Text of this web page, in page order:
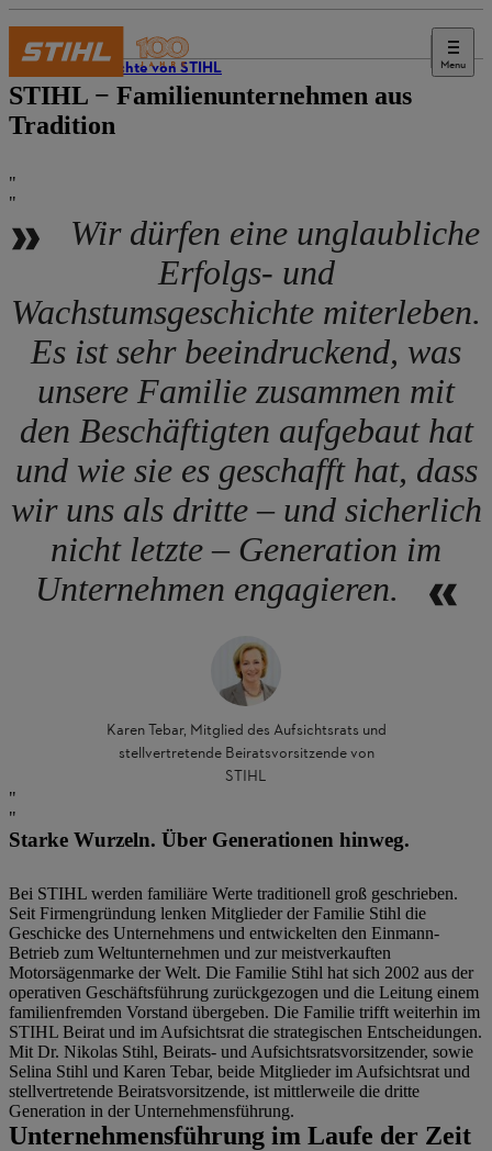
Menu
Geschichte von STIHL
STIHL − Familienunternehmen aus
Tradition
Wir dürfen eine unglaubliche
Erfolgs- und
Wachstumsgeschichte miterleben.
Es ist sehr beeindruckend, was
unsere Familie zusammen mit
den Beschäftigten aufgebaut hat
und wie sie es geschafft hat, dass
wir uns als dritte – und sicherlich
nicht letzte – Generation im
Unternehmen engagieren.
Karen Tebar, Mitglied des Aufsichtsrats und
stellvertretende Beiratsvorsitzende von
STIHL
Starke Wurzeln. Über Generationen hinweg.
Bei STIHL werden familiäre Werte traditionell groß geschrieben.
Seit Firmengründung lenken Mitglieder der Familie Stihl die
Geschicke des Unternehmens und entwickelten den Einmann-
Betrieb zum Weltunternehmen und zur meistverkauften
Motorsägenmarke der Welt. Die Familie Stihl hat sich 2002 aus der
operativen Geschäftsführung zurückgezogen und die Leitung einem
familienfremden Vorstand übergeben. Die Familie trifft weiterhin im
STIHL Beirat und im Aufsichtsrat die strategischen Entscheidungen.
Mit Dr. Nikolas Stihl, Beirats- und Aufsichtsratsvorsitzender, sowie
Selina Stihl und Karen Tebar, beide Mitglieder im Aufsichtsrat und
stellvertretende Beiratsvorsitzende, ist mittlerweile die dritte
Generation in der Unternehmensführung.
Unternehmensführung im Laufe der Zeit